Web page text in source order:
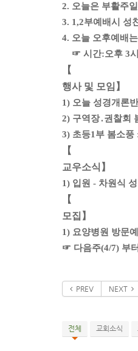
2. 오늘은 부활주
3. 1,2부예배시 성
4. 오늘 오후예배
☞ 시간:오후 3시
【
행사 및 모임】
1) 오늘 성경개론
2) 구역장․권찰회
3) 초등1부 봄소풍
【
교우소식】
1) 입원 - 차원식
【
모집】
1) 요양병원 방문
☞ 다음주(4/7) 부
PREV NEXT
전체 교회소식